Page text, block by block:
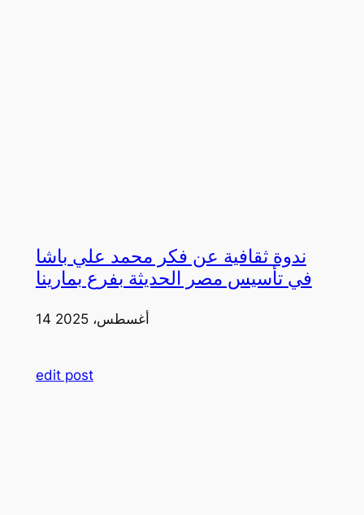
ندوة ثقافية عن فكر محمد علي باشا
في تأسيس مصر الحديثة بفرع بمارينا
14 أغسطس، 2025
edit post